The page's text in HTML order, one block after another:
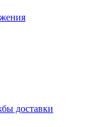
доставки